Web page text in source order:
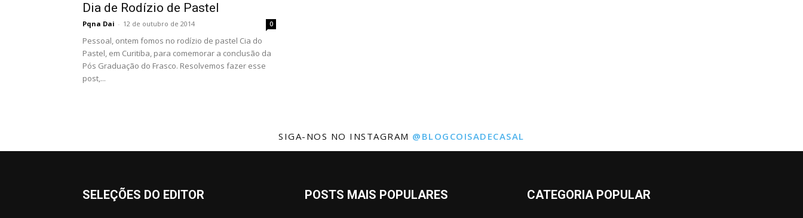
Dia de Rodízio de Pastel
Pqna Dai - 12 de outubro de 2014 0
Pessoal, ontem fomos no rodízio de pastel Cia do
Pastel, em Curitiba, para comemorar a conclusão da
Pós Graduação do Frasco. Resolvemos fazer esse
post,...
SIGA-NOS NO INSTAGRAM @BLOGCOISADECASAL
SELEÇÕES DO EDITOR POSTS MAIS POPULARES CATEGORIA POPULAR